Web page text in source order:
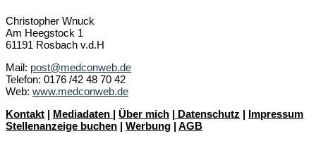
Christopher Wnuck
Am Heegstock 1
61191 Rosbach v.d.H
Mail: post@medconweb.de
Telefon: 0176 /42 48 70 42
Web: www.medconweb.de
Kontakt | Mediadaten | Über mich | Datenschutz | Impressum
Stellenanzeige buchen | Werbung | AGB